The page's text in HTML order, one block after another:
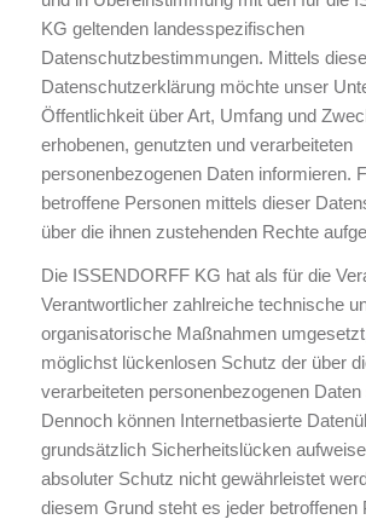
KG geltenden landesspezifischen
Datenschutzbestimmungen. Mittels
Datenschutzerklärung möchte unser
Öffentlichkeit über Art, Umfang und
erhobenen, genutzten und verarbeiteten
personenbezogenen Daten informieren.
betroffene Personen mittels dieser
über die ihnen zustehenden Rechte
Die ISSENDORFF KG hat als für die
Verantwortlicher zahlreiche technische
organisatorische Maßnahmen
möglichst lückenlosen Schutz der über
verarbeiteten personenbezogenen
Dennoch können Internetbasierte
grundsätzlich Sicherheitslücken
absoluter Schutz nicht gewährleistet
diesem Grund steht es jeder betroffenen